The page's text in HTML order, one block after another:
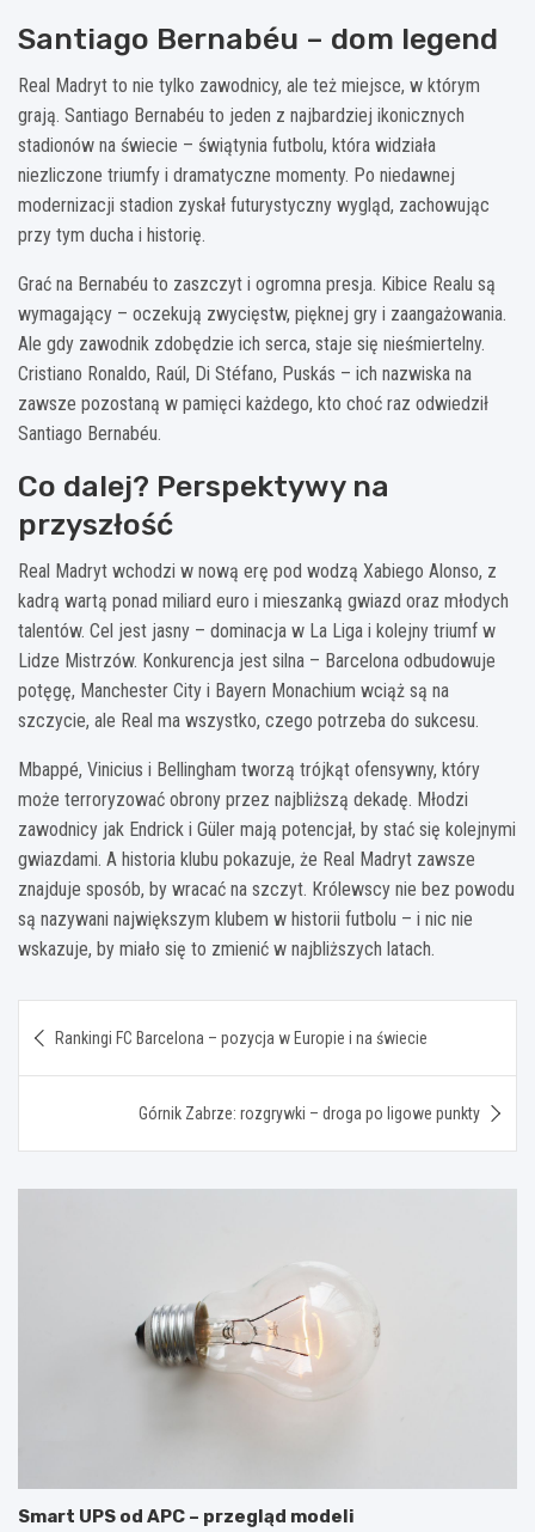
Santiago Bernabéu – dom legend
Real Madryt to nie tylko zawodnicy, ale też miejsce, w którym
grają. Santiago Bernabéu to jeden z najbardziej ikonicznych
stadionów na świecie – świątynia futbolu, która widziała
niezliczone triumfy i dramatyczne momenty. Po niedawnej
modernizacji stadion zyskał futurystyczny wygląd, zachowując
przy tym ducha i historię.
Grać na Bernabéu to zaszczyt i ogromna presja. Kibice Realu są
wymagający – oczekują zwycięstw, pięknej gry i zaangażowania.
Ale gdy zawodnik zdobędzie ich serca, staje się nieśmiertelny.
Cristiano Ronaldo, Raúl, Di Stéfano, Puskás – ich nazwiska na
zawsze pozostaną w pamięci każdego, kto choć raz odwiedził
Santiago Bernabéu.
Co dalej? Perspektywy na
przyszłość
Real Madryt wchodzi w nową erę pod wodzą Xabiego Alonso, z
kadrą wartą ponad miliard euro i mieszanką gwiazd oraz młodych
talentów. Cel jest jasny – dominacja w La Liga i kolejny triumf w
Lidze Mistrzów. Konkurencja jest silna – Barcelona odbudowuje
potęgę, Manchester City i Bayern Monachium wciąż są na
szczycie, ale Real ma wszystko, czego potrzeba do sukcesu.
Mbappé, Vinicius i Bellingham tworzą trójkąt ofensywny, który
może terroryzować obrony przez najbliższą dekadę. Młodzi
zawodnicy jak Endrick i Güler mają potencjał, by stać się kolejnymi
gwiazdami. A historia klubu pokazuje, że Real Madryt zawsze
znajduje sposób, by wracać na szczyt. Królewscy nie bez powodu
są nazywani największym klubem w historii futbolu – i nic nie
wskazuje, by miało się to zmienić w najbliższych latach.
wpisu
Rankingi FC Barcelona – pozycja w Europie i na świecie
Górnik Zabrze: rozgrywki – droga po ligowe punkty
Smart UPS od APC – przegląd modeli